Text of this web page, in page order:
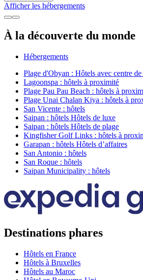
Afficher les hébergements
À la découverte du monde
Hébergements
Plage d'Obyan : Hôtels avec centre
Lagoonspa : hôtels à proximité
Plage Pau Pau Beach : hôtels à
Plage Unai Chalan Kiya : hôtels à
San Vicente : hôtels
Saipan : hôtels Hôtels de luxe
Saipan : hôtels Hôtels de plage
Kingfisher Golf Links : hôtels à
Garapan : hôtels Hôtels d’affaires
San Antonio : hôtels
San Roque : hôtels
Saipan Municipality : hôtels
Destinations phares
Hôtels en France
Hôtels à Bruxelles
Hôtels au Maroc